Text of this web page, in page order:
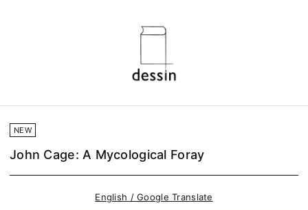
NEW
John Cage: A Mycological Foray
English / Google Translate